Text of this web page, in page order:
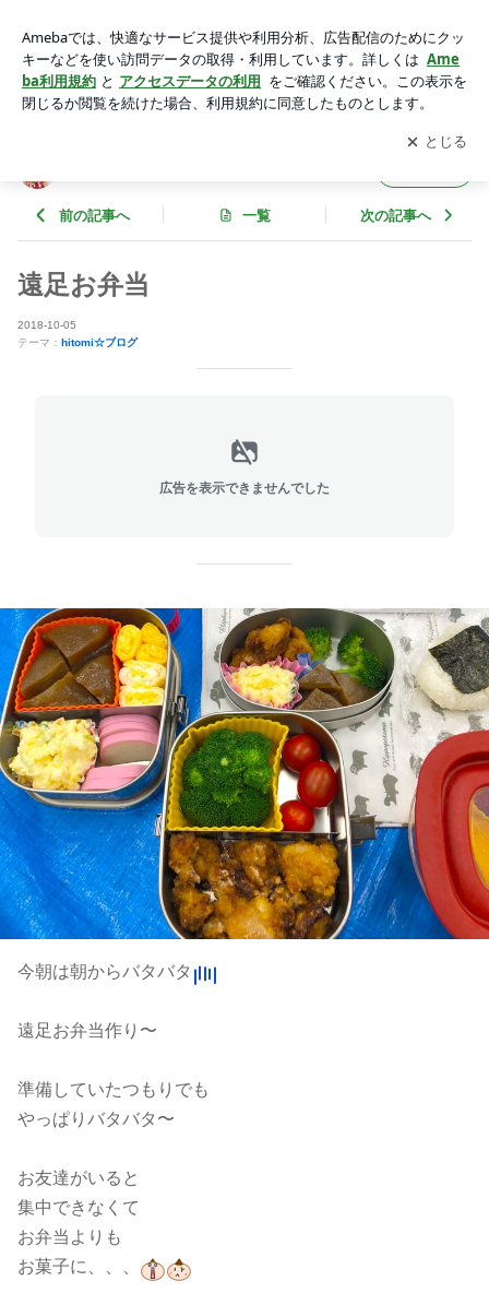
アプリをダウンロードして ブログの更新通知
を受け取りまし
ょう。
開く
前の記事へ 一覧 次の記事へ
遠足お弁当
2018-10-05
テーマ： hitomi☆ブログ
広告を表示できませんでした
今朝は朝からバタバタ
遠足お弁当作り〜
準備していたつもりでも
やっぱりバタバタ〜
お友達がいると
集中できなくて
お弁当よりも
お菓子に、、、